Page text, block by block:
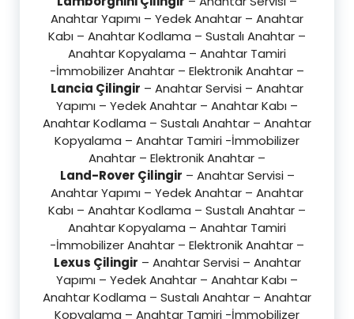
Anahtar Yapımı – Yedek Anahtar – Anahtar
Kabı – Anahtar Kodlama – Sustalı Anahtar –
Anahtar Kopyalama – Anahtar Tamiri
-İmmobilizer Anahtar – Elektronik Anahtar –
Lancia Çilingir – Anahtar Servisi – Anahtar
Yapımı – Yedek Anahtar – Anahtar Kabı –
Anahtar Kodlama – Sustalı Anahtar – Anahtar
Kopyalama – Anahtar Tamiri -İmmobilizer
Anahtar – Elektronik Anahtar –
Land-Rover Çilingir – Anahtar Servisi –
Anahtar Yapımı – Yedek Anahtar – Anahtar
Kabı – Anahtar Kodlama – Sustalı Anahtar –
Anahtar Kopyalama – Anahtar Tamiri
-İmmobilizer Anahtar – Elektronik Anahtar –
Lexus Çilingir – Anahtar Servisi – Anahtar
Yapımı – Yedek Anahtar – Anahtar Kabı –
Anahtar Kodlama – Sustalı Anahtar – Anahtar
Kopyalama – Anahtar Tamiri -İmmobilizer